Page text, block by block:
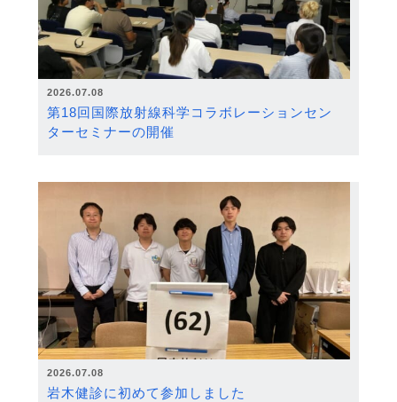
2026.07.08
第18回国際放射線科学コラボレーションセン
ターセミナーの開催
2026.07.08
岩木健診に初めて参加しました